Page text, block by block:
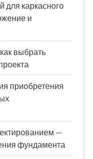
для каркасного
и
выбрать
приобретения
—
фундамента